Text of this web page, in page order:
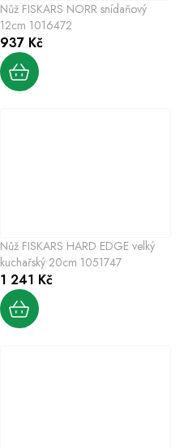
Nůž FISKARS NORR snídaňový
12cm 1016472
937 Kč
Nůž FISKARS HARD EDGE velký
kuchařský 20cm 1051747
1 241 Kč